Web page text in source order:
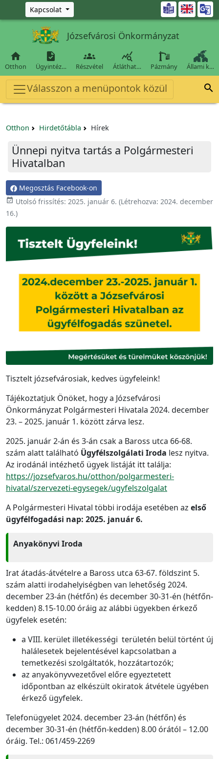
Ugrás a fő tartalomra
Kapcsolat 
Józsefvárosi Önkormányzat

Otthon

Ügyintéz…

Részvétel

Átláthat… Pázmány Állami k…
Válasszon a menüpontok közül 
Otthon Hirdetőtábla Hírek
Ünnepi nyitva tartás a Polgármesteri
Hivatalban
Megosztás Facebook-on
 Utolsó frissítés: 2025. január 6. (Létrehozva: 2024. december
16.)
Tisztelt józsefvárosiak, kedves ügyfeleink!
Tájékoztatjuk Önöket, hogy a Józsefvárosi
Önkormányzat Polgármesteri Hivatala 2024. december
23. – 2025. január 1. között zárva lesz.
2025. január 2-án és 3-án csak a Baross utca 66-68.
szám alatt található Ügyfélszolgálati Iroda lesz nyitva.
Az irodánál intézhető ügyek listáját itt találja:
https://jozsefvaros.hu/otthon/polgarmesteri-
hivatal/szervezeti-egysegek/ugyfelszolgalat
A Polgármesteri Hivatal többi irodája esetében az első
ügyfélfogadási nap: 2025. január 6.
Anyakönyvi Iroda
Irat átadás-átvételre a Baross utca 63-67. földszint 5.
szám alatti irodahelyiségben van lehetőség 2024.
december 23-án (hétfőn) és december 30-31-én (hétfőn-
kedden) 8.15-10.00 óráig az alábbi ügyekben érkező
ügyfelek esetén:
a VIII. kerület illetékességi területén belül történt új
halálesetek bejelentésével kapcsolatban a
temetkezési szolgáltatók, hozzátartozók;
az anyakönyvvezetővel előre egyeztetett
időpontban az elkészült okiratok átvétele ügyében
érkező ügyfelek.
Telefonügyelet 2024. december 23-án (hétfőn) és
december 30-31-én (hétfőn-kedden) 8.00 órától – 12.00
óráig. Tel.: 061/459-2269